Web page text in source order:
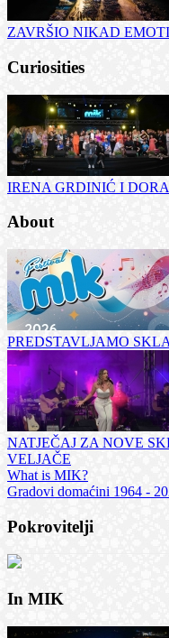
ZAVRŠIO NIKAD
Curiosities
IRENA GRDINIĆ I
About
PREDSTAVLJAMO
NATJEČAJ ZA NOVE
VELJAČE
What is MIK?
Gradovi domaćini 1964 -
Pokrovitelji
In MIK